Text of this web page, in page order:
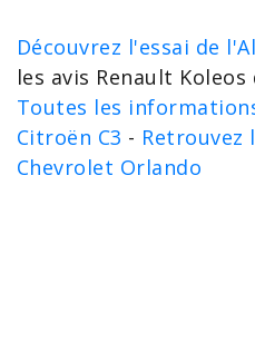
Découvrez l'essai de
les avis Renault
Toutes les
Citroën C3 - Retrouvez
Chevrolet Orlando